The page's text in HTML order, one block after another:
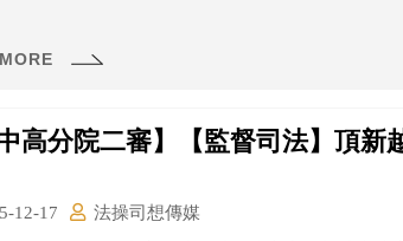
中高分院二審】【監督司法】頂
12-17
法操司想傳媒